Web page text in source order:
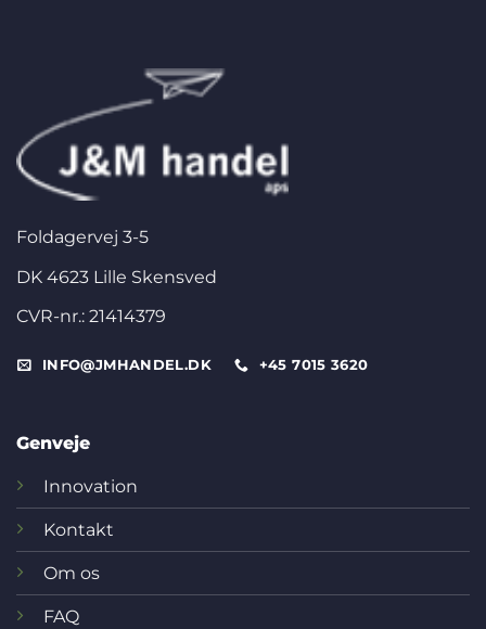
Foldagervej 3-5
DK 4623 Lille Skensved
CVR-nr.: 21414379
INFO@JMHANDEL.DK +45 7015 3620
Genveje
Innovation
Kontakt
Om os
FAQ